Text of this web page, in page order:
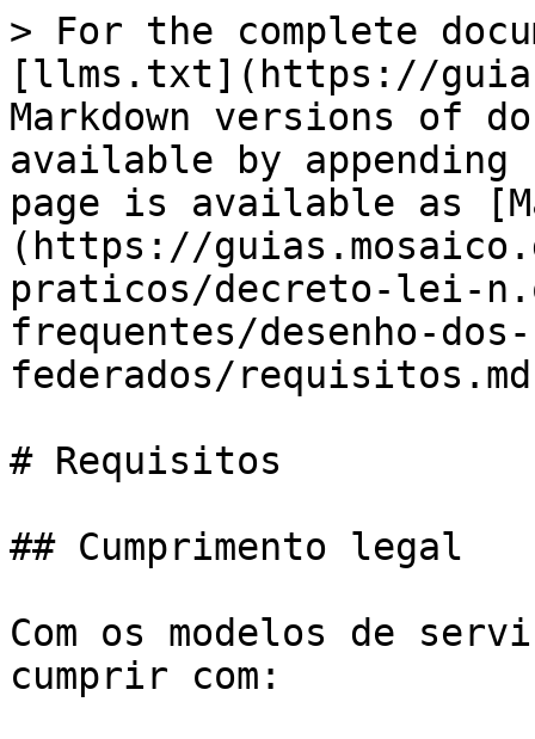
> For the complete
[llms.txt](https://
Markdown versions of
available by
page is available as
(https://
praticos/decreto-lei-
frequentes/desenho-
federados/
# Requisitos
## Cumprimento legal
Com os modelos de
cumprir com: